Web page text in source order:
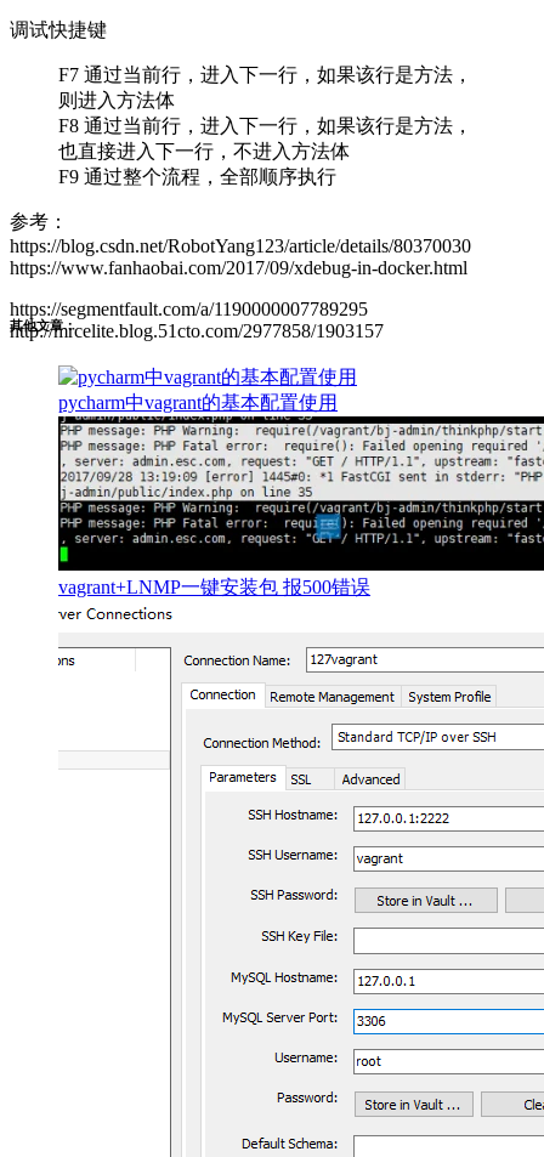
调试快捷键
F7 通过当前行，进入下一行，如果该行是方法，
则进入方法体
F8 通过当前行，进入下一行，如果该行是方法，
也直接进入下一行，不进入方法体
F9 通过整个流程，全部顺序执行
参考：
https://blog.csdn.net/RobotYang123/article/details/80370030
https://www.fanhaobai.com/2017/09/xdebug-in-docker.html
https://segmentfault.com/a/1190000007789295
http://mrcelite.blog.51cto.com/2977858/1903157
其他文章：
pycharm中vagrant的基本配置使用
vagrant+LNMP一键安装包 报500错误